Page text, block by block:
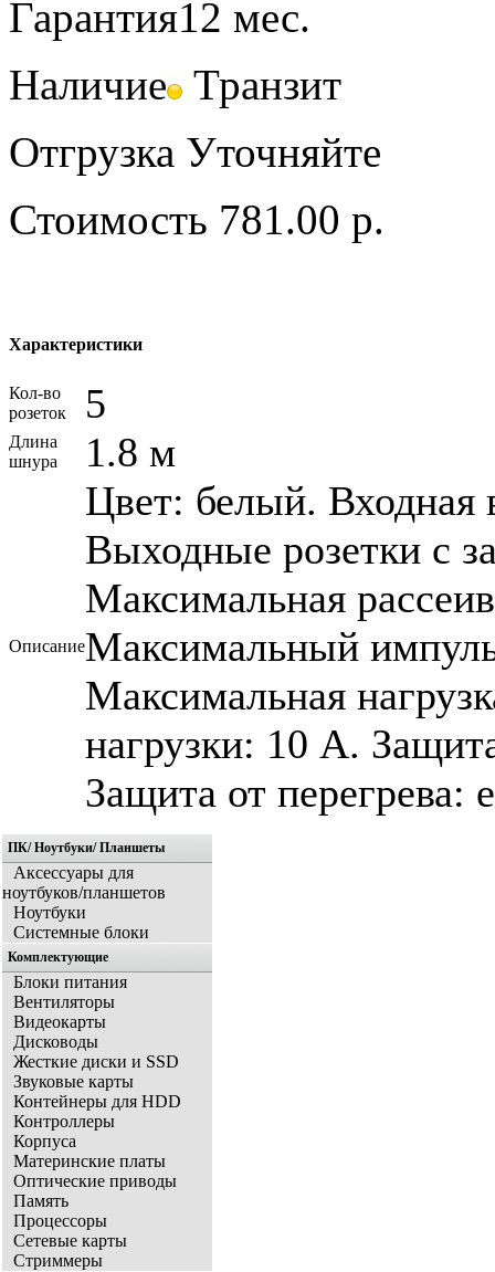
Гарантия12 мес.
Наличие Транзит
Отгрузка Уточняйте
Стоимость 781.00 р.
Характеристики
Кол-во
розеток
5
Длина
шнура
1.8 м
Описание
Цвет: белый.
Выходные розетки с
Максимальная
Максимальный
Максимальная
нагрузки: 10 A.
Защита от перегрева:
ПК/ Ноутбуки/ Планшеты
Аксессуары для
ноутбуков/планшетов
Ноутбуки
Системные блоки
Комплектующие
Блоки питания
Вентиляторы
Видеокарты
Дисководы
Жесткие диски и SSD
Звуковые карты
Контейнеры для HDD
Контроллеры
Корпуса
Материнские платы
Оптические приводы
Память
Процессоры
Сетевые карты
Стриммеры